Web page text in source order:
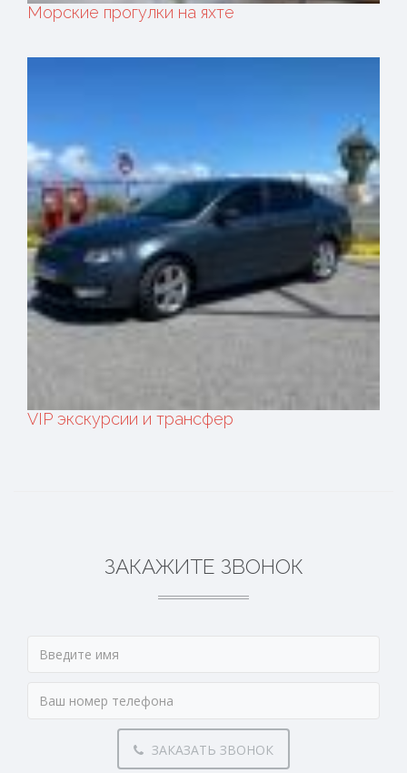
Морские прогулки на яхте
VIP экскурсии и трансфер
ЗАКАЖИТЕ ЗВОНОК
ЗАКАЗАТЬ ЗВОНОК